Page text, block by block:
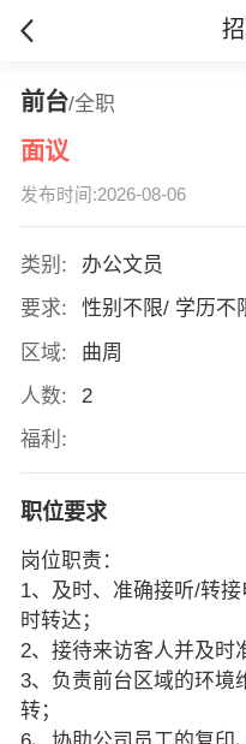
前台/全职
面议
发布时间:2026-08-06
类别:
办公文员
要求:
性别不限/ 学历不
区域:
曲周
人数:
2
福利:
职位要求
岗位职责：
1、及时、准确接听/转
时转达；
2、接待来访客人并及时
3、负责前台区域的环境
转；